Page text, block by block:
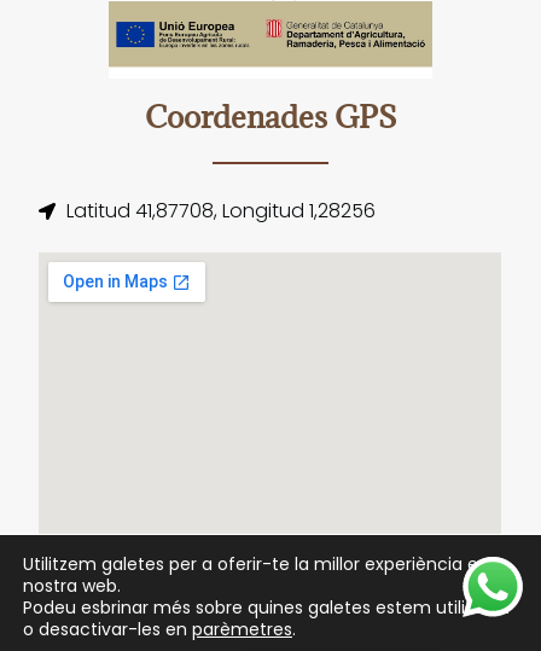
Coordenades GPS
Latitud 41,87708, Longitud 1,28256
Utilitzem galetes per a oferir-te la millor experiència en la
nostra web.
Podeu esbrinar més sobre quines galetes estem utilitzant
o desactivar-les en parèmetres.